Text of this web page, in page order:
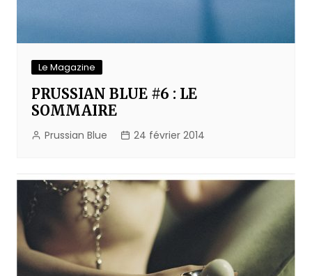
Le Magazine
PRUSSIAN BLUE #6 : LE
SOMMAIRE
Prussian Blue 24 février 2014